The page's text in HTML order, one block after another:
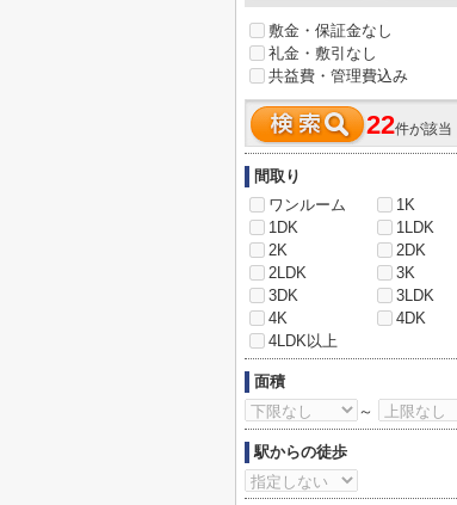
敷金・保証金なし
礼金・敷引なし
共益費・管理費込み
22件が該当
間取り
ワンルーム
1K
1DK
1LDK
2K
2DK
2LDK
3K
3DK
3LDK
4K
4DK
4LDK以上
面積
～
駅からの徒歩